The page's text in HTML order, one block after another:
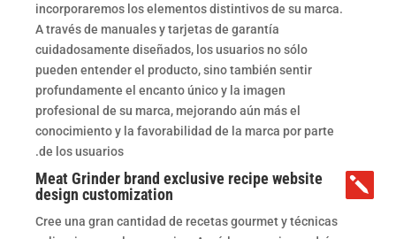
incorporaremos los elementos distintivos de su marca.
A través de manuales y tarjetas de garantía
cuidadosamente diseñados, los usuarios no sólo
pueden entender el producto, sino también sentir
profundamente el encanto único y la imagen
profesional de su marca, mejorando aún más el
conocimiento y la favorabilidad de la marca por parte
de los usuarios.

Meat Grinder brand exclusive recipe website
design customization
Cree una gran cantidad de recetas gourmet y técnicas